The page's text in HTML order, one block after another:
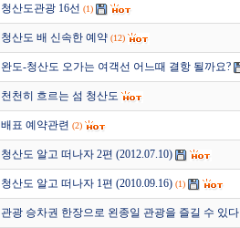
청산도관광 16선 (1)
청산도 배 신속한 예약 (12)
완도-청산도 오가는 여객선 어느때 결항 될까요?
천천히 흐르는 섬 청산도
배표 예약관련 (2)
청산도 알고 떠나자 2편 (2012.07.10)
청산도 알고 떠나자 1편 (2010.09.16) (1)
관광 승차권 한장으로 왼종일 관광을 즐길 수 있다